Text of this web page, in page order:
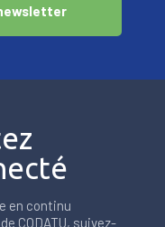
en continu
CODATU, suivez-